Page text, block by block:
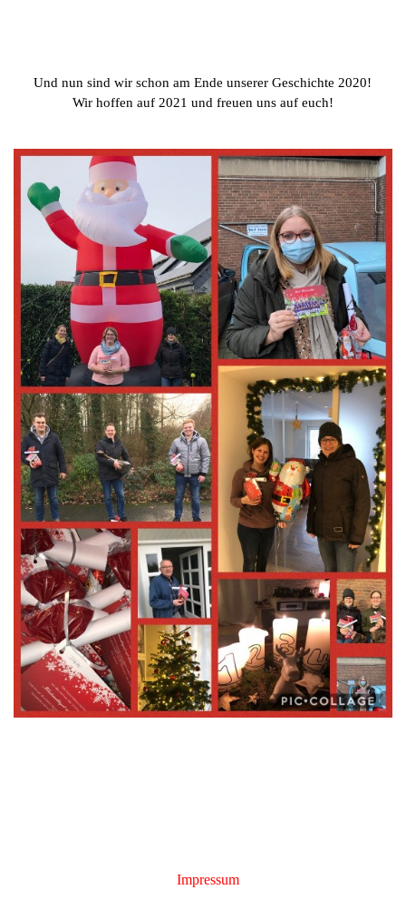
Und nun sind wir schon am Ende unserer Geschichte 2020!
Wir hoffen auf 2021 und freuen uns auf euch!
Impressum